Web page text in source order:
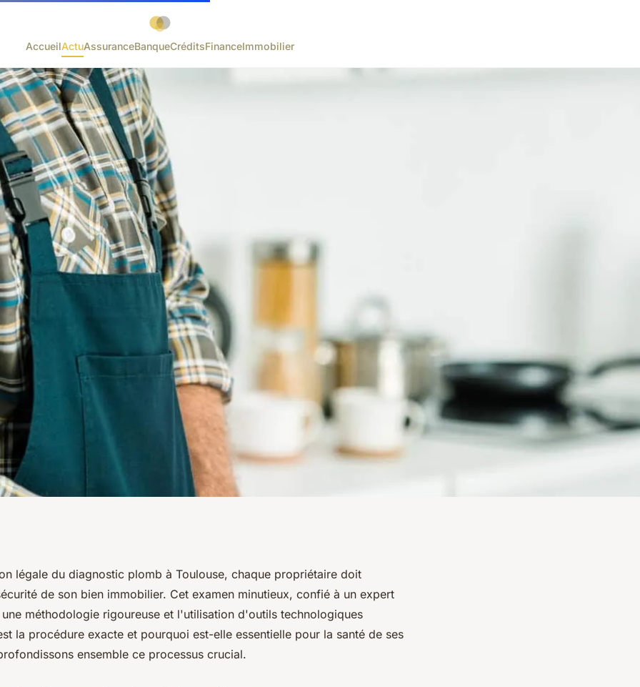
AccueilActuAssuranceBanqueCréditsFinanceImmobilier
:
?
légale du diagnostic plomb à Toulouse, chaque propriétaire doit
de son bien immobilier. Cet examen minutieux, confié à un expert
méthodologie rigoureuse et l'utilisation d'outils technologiques
la procédure exacte et pourquoi est-elle essentielle pour la santé de ses
ensemble ce processus crucial.